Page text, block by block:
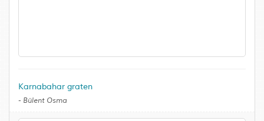
Karnabahar graten
- Bülent Osma